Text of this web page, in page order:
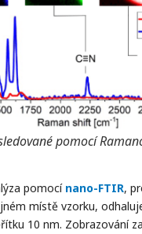
pomocí
pomocí nano-FTIR,
místě vzorku,
10 nm. Zobrazování